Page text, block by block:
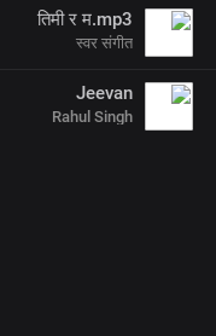
तिमी र म.mp3
स्वर संगीत
Jeevan
Rahul Singh